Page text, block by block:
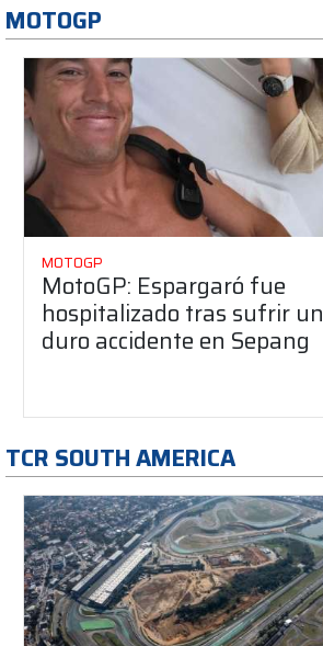
MOTOGP
MOTOGP
MotoGP: Espargaró fue
hospitalizado tras sufrir un
duro accidente en Sepang
TCR SOUTH AMERICA